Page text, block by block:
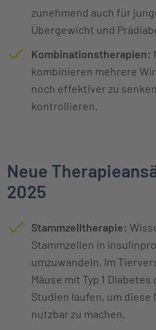
zunehmend auch für
Übergewicht und
Kombinationstherapien:
kombinieren mehrere
noch effektiver zu
kontrollieren.
Neue
2025
Stammzelltherapie:
Stammzellen in
umzuwandeln. Im
Mäuse mit Typ 1
Studien laufen, um diese
nutzbar zu machen.